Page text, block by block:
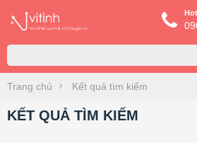
Trang chủ Kết quả tìm kiếm
KẾT QUẢ TÌM KIẾM